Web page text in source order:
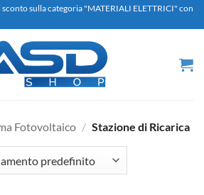
sconto sulla categoria "MATERIALI ELETTRICI" con
Fotovoltaico / Stazione di Ricarica